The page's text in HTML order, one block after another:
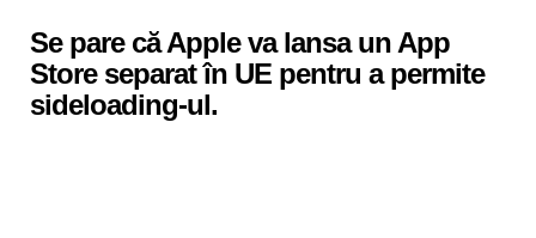
Se pare că Apple va lansa un App
Store separat în UE pentru a permite
sideloading-ul.